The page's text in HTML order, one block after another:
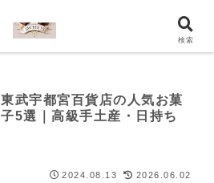
東武宇都宮百貨店の人気お菓
子5選｜高級手土産・日持ち
2024.08.13 2026.06.02
検索